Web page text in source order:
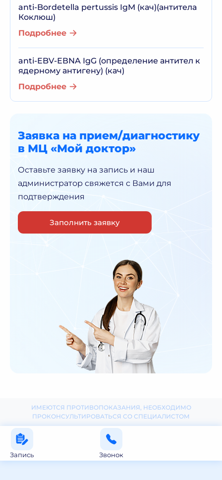
anti-Bordetella pertussis IgM (кач)(антитела
Коклюш)
Подробнее
anti-EBV-ЕВNA IgG (определение антител к
ядерному антигену) (кач)
Подробнее
Заявка на прием/диагностику
в МЦ «Мой доктор»
Оставьте заявку на запись и наш
администратор свяжется с Вами для
подтверждения
Заполнить заявку
ИМЕЮТСЯ ПРОТИВОПОКАЗАНИЯ, НЕОБХОДИМО
ПРОКОНСУЛЬТИРОВАТЬСЯ СО СПЕЦИАЛИСТОМ
Запись Звонок